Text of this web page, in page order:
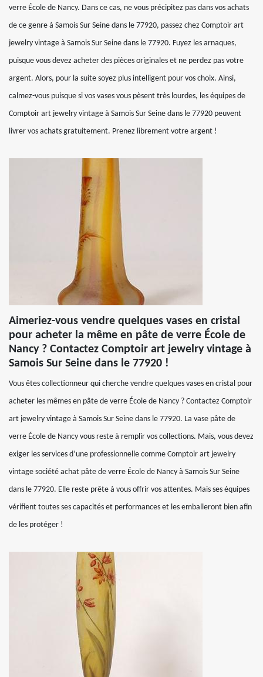
verre École de Nancy. Dans ce cas, ne vous précipitez pas dans vos achats
de ce genre à Samois Sur Seine dans le 77920, passez chez Comptoir art
jewelry vintage à Samois Sur Seine dans le 77920. Fuyez les arnaques,
puisque vous devez acheter des pièces originales et ne perdez pas votre
argent. Alors, pour la suite soyez plus intelligent pour vos choix. Ainsi,
calmez-vous puisque si vos vases vous pèsent très lourdes, les équipes de
Comptoir art jewelry vintage à Samois Sur Seine dans le 77920 peuvent
livrer vos achats gratuitement. Prenez librement votre argent !
Aimeriez-vous vendre quelques vases en cristal
pour acheter la même en pâte de verre École de
Nancy ? Contactez Comptoir art jewelry vintage à
Samois Sur Seine dans le 77920 !
Vous êtes collectionneur qui cherche vendre quelques vases en cristal pour
acheter les mêmes en pâte de verre École de Nancy ? Contactez Comptoir
art jewelry vintage à Samois Sur Seine dans le 77920. La vase pâte de
verre École de Nancy vous reste à remplir vos collections. Mais, vous devez
exiger les services d’une professionnelle comme Comptoir art jewelry
vintage société achat pâte de verre École de Nancy à Samois Sur Seine
dans le 77920. Elle reste prête à vous offrir vos attentes. Mais ses équipes
vérifient toutes ses capacités et performances et les emballeront bien afin
de les protéger !